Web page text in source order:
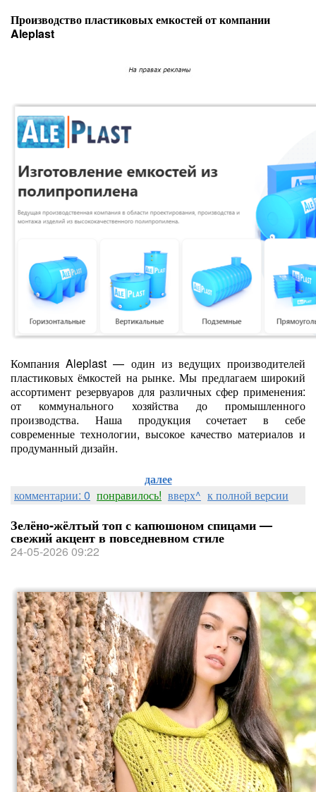
Производство пластиковых емкостей от компании
Aleplast
Компания Aleplast — один из ведущих производителей
пластиковых ёмкостей на рынке. Мы предлагаем широкий
ассортимент резервуаров для различных сфер применения:
от коммунального хозяйства до промышленного
производства. Наша продукция сочетает в себе
современные технологии, высокое качество материалов и
продуманный дизайн.
далее
комментарии: 0 понравилось! вверх^ к полной версии
Зелёно‑жёлтый топ с капюшоном спицами —
свежий акцент в повседневном стиле
24-05-2026 09:22